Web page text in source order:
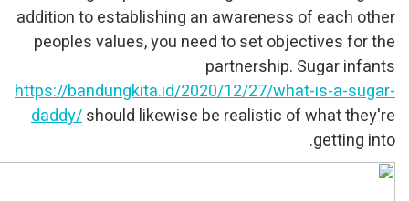
addition to establishing an
peoples values, you
https://bandungkita.id/
daddy/should likewise